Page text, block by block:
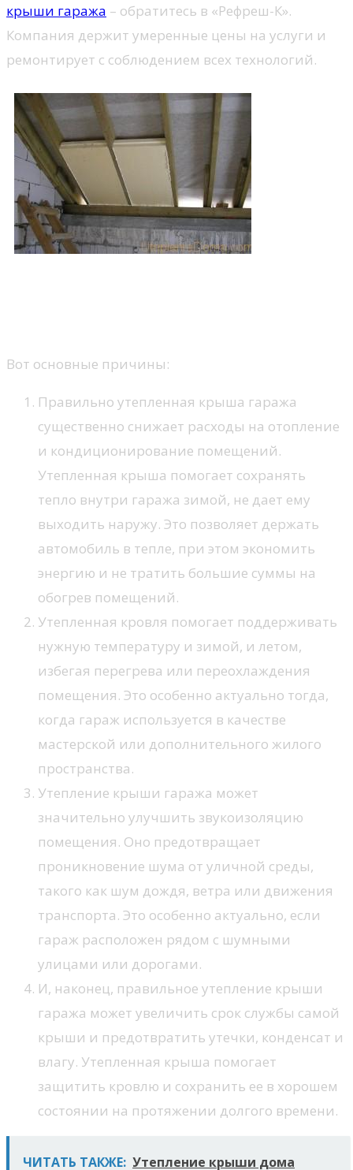
крыши гаража – обратитесь в «Рефреш-К».
Компания держит умеренные цены на услуги и
ремонтирует с соблюдением всех технологий.
Вот основные причины:
Правильно утепленная крыша гаража
существенно снижает расходы на отопление
и кондиционирование помещений.
Утепленная крыша помогает сохранять
тепло внутри гаража зимой, не дает ему
выходить наружу. Это позволяет держать
автомобиль в тепле, при этом экономить
энергию и не тратить большие суммы на
обогрев помещений.
Утепленная кровля помогает поддерживать
нужную температуру и зимой, и летом,
избегая перегрева или переохлаждения
помещения. Это особенно актуально тогда,
когда гараж используется в качестве
мастерской или дополнительного жилого
пространства.
Утепление крыши гаража может
значительно улучшить звукоизоляцию
помещения. Оно предотвращает
проникновение шума от уличной среды,
такого как шум дождя, ветра или движения
транспорта. Это особенно актуально, если
гараж расположен рядом с шумными
улицами или дорогами.
И, наконец, правильное утепление крыши
гаража может увеличить срок службы самой
крыши и предотвратить утечки, конденсат и
влагу. Утепленная крыша помогает
защитить кровлю и сохранить ее в хорошем
состоянии на протяжении долгого времени.
ЧИТАТЬ ТАКЖЕ: Утепление крыши дома